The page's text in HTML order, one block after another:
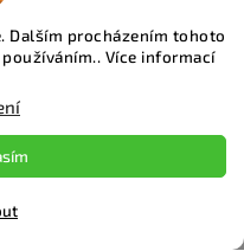
Dalším procházením tohoto
Více informací